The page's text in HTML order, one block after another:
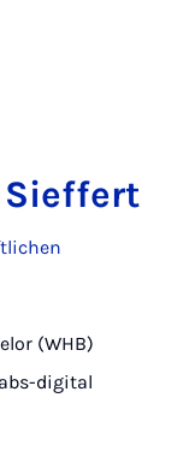
(WHB)
digital